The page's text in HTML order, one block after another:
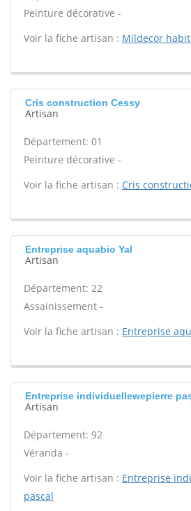
Peinture décorative -
Voir la fiche artisan : Mildecor
Cris construction Cessy
Artisan
Département: 01
Peinture décorative -
Voir la fiche artisan : Cris
Entreprise aquabio Yal
Artisan
Département: 22
Assainissement -
Voir la fiche artisan : Entreprise
Entreprise individuellewepierre
Artisan
Département: 92
Véranda -
Voir la fiche artisan : Entreprise
pascal